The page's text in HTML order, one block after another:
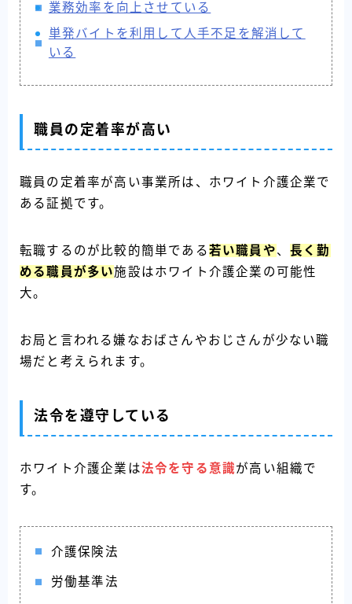
業務効率を向上させている
単発バイトを利用して人手不足を解消して
いる
職員の定着率が高い
職員の定着率が高い事業所は、ホワイト介護企業で
ある証拠です。
転職するのが比較的簡単である若い職員や、長く勤
める職員が多い施設はホワイト介護企業の可能性
大。
お局と言われる嫌なおばさんやおじさんが少ない職
場だと考えられます。
法令を遵守している
ホワイト介護企業は法令を守る意識が高い組織で
す。
介護保険法
労働基準法